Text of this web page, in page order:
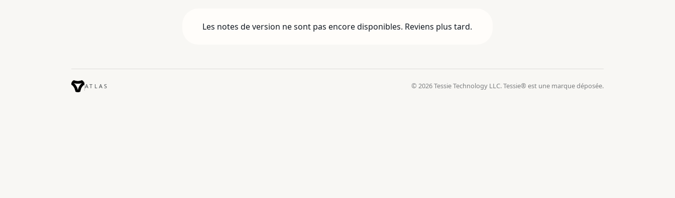
Les notes de version ne sont pas encore disponibles. Reviens plus tard.
ATLAS © 2026 Tessie Technology LLC. Tessie® est une marque déposée.